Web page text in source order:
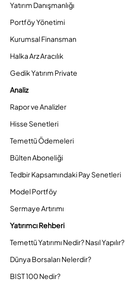
Yatırım Danışmanlığı
Portföy Yönetimi
Kurumsal Finansman
Halka Arz Aracılık
Gedik Yatırım Private
Analiz
Rapor ve Analizler
Hisse Senetleri
Temettü Ödemeleri
Bülten Aboneliği
Tedbir Kapsamındaki Pay Senetleri
Model Portföy
Sermaye Artırımı
Yatırımcı Rehberi
Temettü Yatırımı Nedir? Nasıl Yapılır?
Dünya Borsaları Nelerdir?
BIST 100 Nedir?